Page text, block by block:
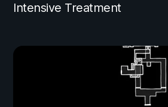
Intensive Treatment